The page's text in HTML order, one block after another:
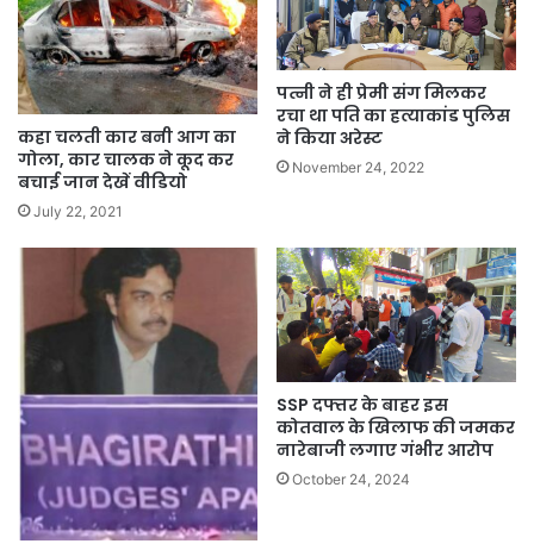
कहा चलती कार बनी आग का
गोला, कार चालक ने कूद कर
बचाई जान देखें वीडियो
July 22, 2021
पत्नी ने ही प्रेमी संग मिलकर
रचा था पति का हत्याकांड पुलिस
ने किया अरेस्ट
November 24, 2022
SSP दफ्तर के बाहर इस
कोतवाल के खिलाफ की जमकर
नारेबाजी लगाए गंभीर आरोप
October 24, 2024